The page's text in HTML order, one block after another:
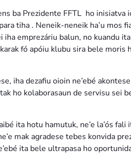
ba Prezidente FFTL ho inisiatva
tiha . Neneik-neneik ha’u mos
iha emprezáriu balun, no kuandu
fó apóiu klubu sira bele moris
iha dezafiu oioin ne’ebé
ho kolaborasaun de servisu sei
ita hotu hamutuk, ne’e la’ós
mak agradese tebes konvida
ita bele ultrapasa ho